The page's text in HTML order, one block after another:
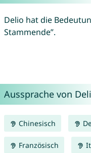
Delio hat die
Stammende”.
Aussprache von
Chinesisch
Französisch